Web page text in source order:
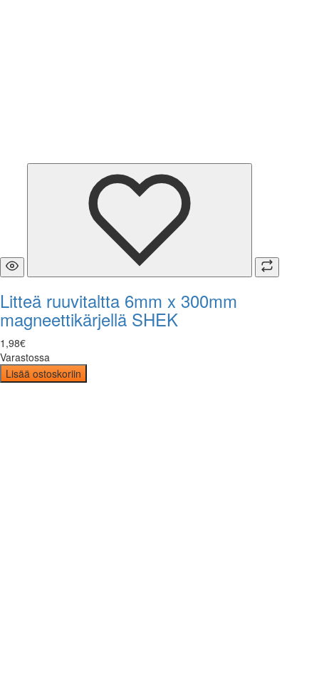
Litteä ruuvitaltta 6mm x 300mm
magneettikärjellä SHEK
1 ,98€
Varastossa
Lisää ostoskoriin